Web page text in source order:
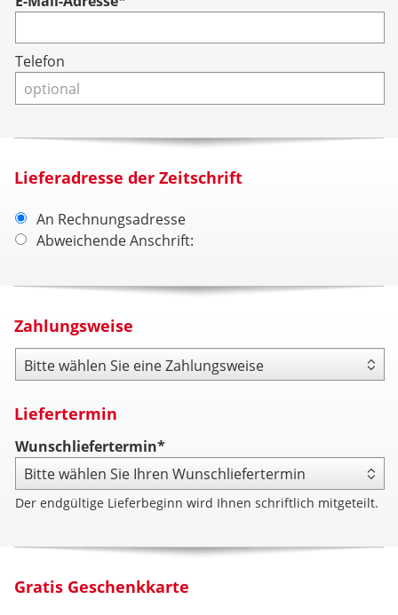
Telefon
Lieferadresse der Zeitschrift
An Rechnungsadresse
Abweichende Anschrift:
Zahlungsweise
Zahlungsweise
Liefertermin
Wunschliefertermin*
Der endgültige Lieferbeginn wird Ihnen schriftlich mitgeteilt.
Gratis Geschenkkarte